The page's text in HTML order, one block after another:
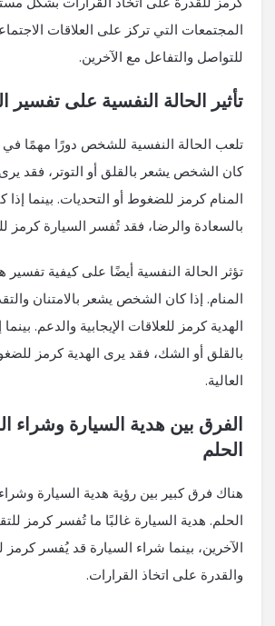
المجتمعات التي تركز على العلاقات
للتواصل والتفاعل مع الآخرين.
تأثير الحالة النفسية على تفسير
تلعب الحالة النفسية للشخص دورًا مهمًا في
كان الشخص يشعر بالقلق أو التوتر، فقد
المنام كرمز للضغوط أو التحديات. بينما
بالسعادة والرضا، فقد تُفسر السيارة كرمز
تؤثر الحالة النفسية أيضًا على كيفية تفسير
المنام. إذا كان الشخص يشعر بالامتنان
الهدية كرمز للعلاقات الإيجابية والدعم.
بالقلق أو الشك، فقد يرى الهدية كرمز
العالية.
الفرق بين هدية السيارة وشراء
الحلم
هناك فرق كبير بين رؤية هدية السيارة
الحلم. هدية السيارة غالبًا ما تُفسر كرمز
الآخرين، بينما شراء السيارة قد يُفسر كرمز
والقدرة على اتخاذ القرارات.